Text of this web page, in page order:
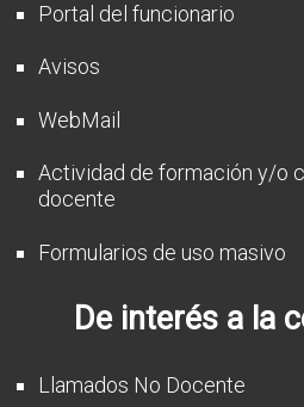
Portal del funcionario
Avisos
WebMail
Actividad de formación y/o
docente
Formularios de uso masivo
De interés a la
Llamados No Docente